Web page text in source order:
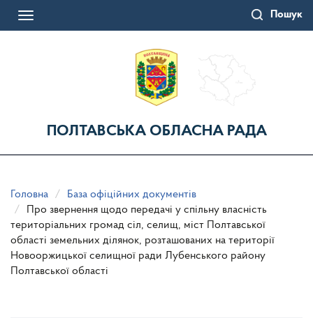
Пошук
Toggle
ПОЛТАВСЬКА ОБЛАСНА РАДА
Головна
База офіційних документів
Про звернення щодо передачі у спільну власність
територіальних громад сіл, селищ, міст Полтавської
області земельних ділянок, розташованих на території
Новооржицької селищної ради Лубенського району
Полтавської області